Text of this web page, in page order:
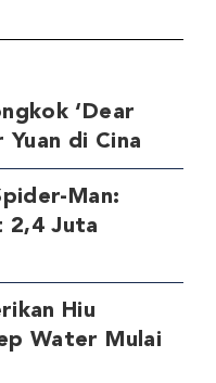
‘Dear
Yuan di Cina
Man:
2,4 Juta
Hiu
Water Mulai